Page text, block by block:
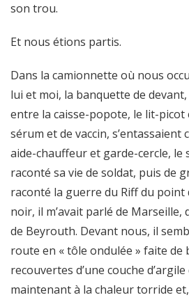
son trou.
Et nous étions partis.
Dans la camionnette où nous
lui et moi, la banquette de
entre la caisse-popote, le lit-picot
sérum et de vaccin,
aide-chauffeur et garde-cercle, le
raconté sa vie de soldat, puis de
raconté la guerre du Riff du point
noir, il m’avait parlé de Marseille,
de Beyrouth. Devant nous, il
route en « tôle ondulée » faite de
recouvertes d’une couche
maintenant à la chaleur torride